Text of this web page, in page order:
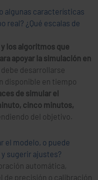
algunas características
real? ¿Qué escalas de
los algoritmos que
apoyar la simulación en
desarrollarse
disponible en tiempo
de simular el
cinco minutos,
del objetivo.
el modelo, o puede
sugerir ajustes?
automática,
de precisión o calibración